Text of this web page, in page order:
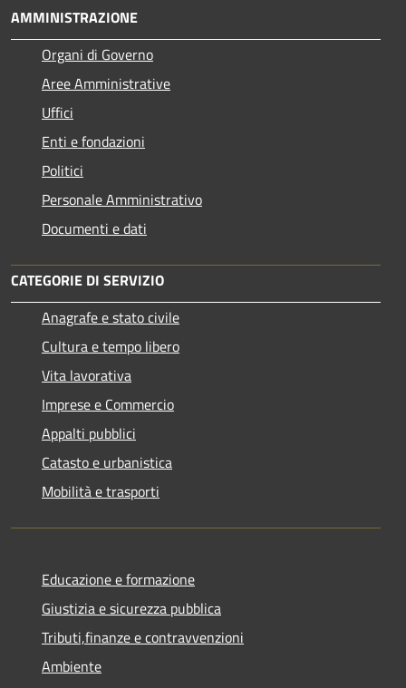
AMMINISTRAZIONE
Organi di Governo
Aree Amministrative
Uffici
Enti e fondazioni
Politici
Personale Amministrativo
Documenti e dati
CATEGORIE DI SERVIZIO
Anagrafe e stato civile
Cultura e tempo libero
Vita lavorativa
Imprese e Commercio
Appalti pubblici
Catasto e urbanistica
Mobilità e trasporti
Educazione e formazione
Giustizia e sicurezza pubblica
Tributi,finanze e contravvenzioni
Ambiente